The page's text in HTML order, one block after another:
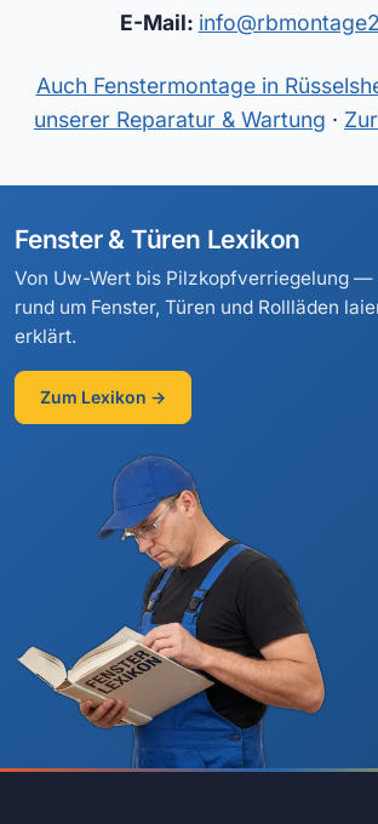
E-Mail:
Auch Fenstermontage in
unserer Reparatur & Wartung ·
Fenster & Türen Lexikon
Von Uw-Wert bis Pilzkopfverriegelung —
rund um Fenster, Türen und Rollläden
erklärt.
Zum Lexikon →